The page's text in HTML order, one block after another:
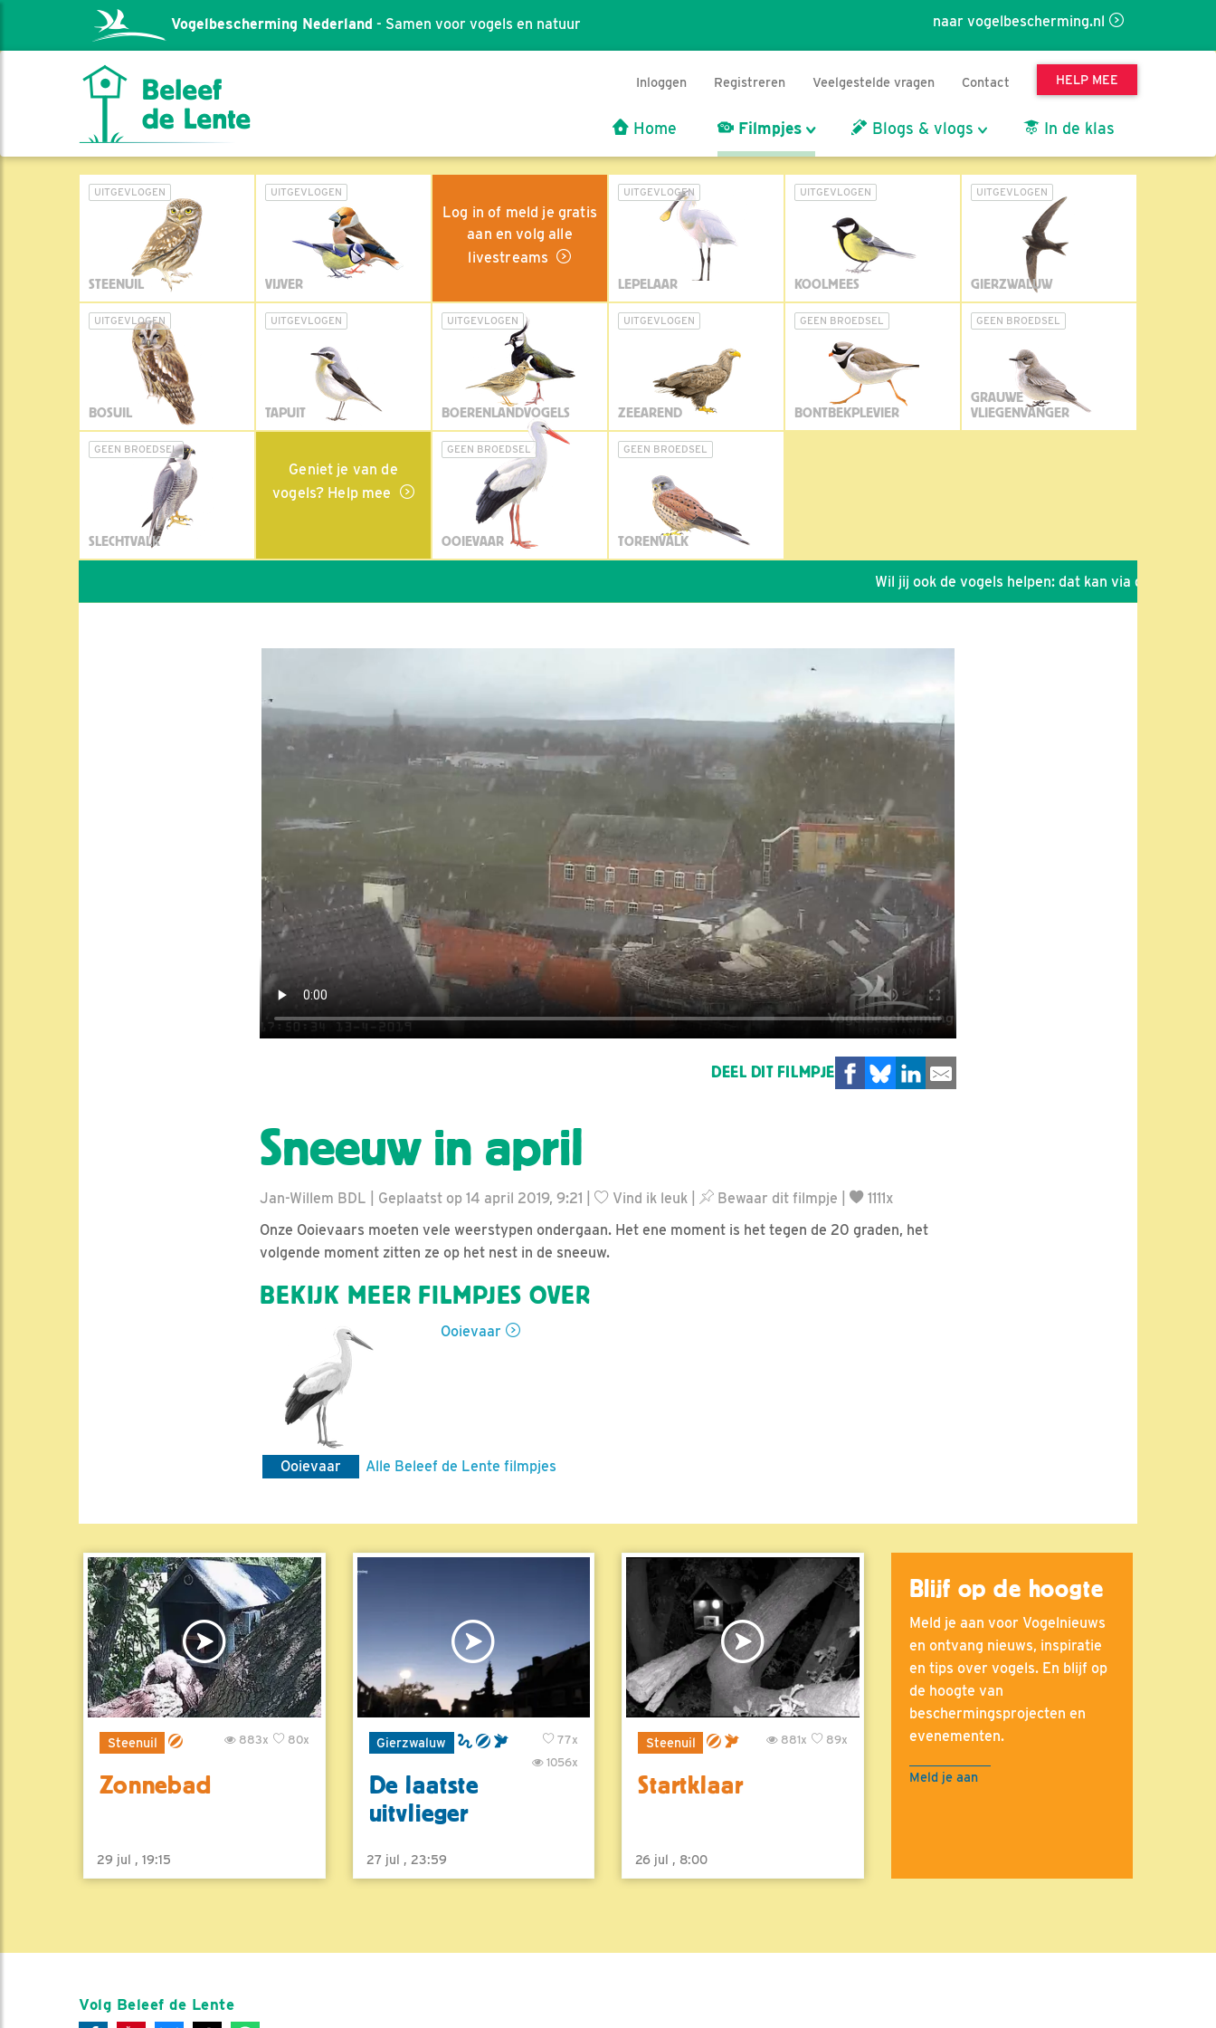
naar vogelbescherming.nl
Vogelbescherming Nederland - Samen voor vogels en natuur
Inloggen Registreren Veelgestelde vragen Contact HELP MEE
Home Filmpjes Blogs & vlogs In de klas
UITGEVLOGEN
STEENUIL
UITGEVLOGEN
VIJVER
Log in of meld je gratis
aan en volg alle
livestreams
UITGEVLOGEN
LEPELAAR
UITGEVLOGEN
KOOLMEES
UITGEVLOGEN
GIERZWALUW
UITGEVLOGEN
BOSUIL
UITGEVLOGEN
TAPUIT
UITGEVLOGEN
BOERENLANDVOGELS
UITGEVLOGEN
ZEEAREND
GEEN BROEDSEL
BONTBEKPLEVIER
GEEN BROEDSEL
GRAUWE
VLIEGENVANGER
GEEN BROEDSEL
SLECHTVALK
Geniet je van de
vogels? Help mee
GEEN BROEDSEL
OOIEVAAR
GEEN BROEDSEL
TORENVALK
Wil jij ook de vogels helpen: dat kan via de link!
DEEL DIT FILMPJE
Sneeuw in april
Jan-Willem BDL | Geplaatst op 14 april 2019, 9:21 | Vind ik leuk Bewaar dit filmpje
1111x
Onze Ooievaars moeten vele weerstypen ondergaan. Het ene moment is het tegen de 20 graden, het
volgende moment zitten ze op het nest in de sneeuw.
BEKIJK MEER FILMPJES OVER
Ooievaar
Ooievaar Alle Beleef de Lente filmpjes
Steenuil 80x
883x
Zonnebad
29 jul , 19:15
Gierzwaluw
77x
1056x
De laatste
uitvlieger
27 jul , 23:59
Steenuil 89x
881x
Startklaar
26 jul , 8:00
Blijf op de hoogte
Meld je aan voor Vogelnieuws
en ontvang nieuws, inspiratie
en tips over vogels. En blijf op
de hoogte van
beschermingsprojecten en
evenementen.
Meld je aan
Volg Beleef de Lente